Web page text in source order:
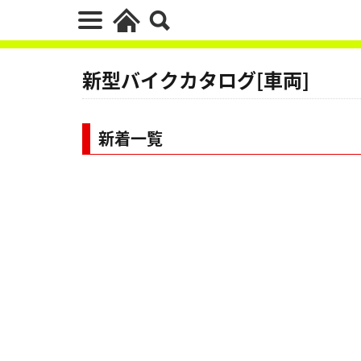
新型バイクカタログ[車両]
新着一覧